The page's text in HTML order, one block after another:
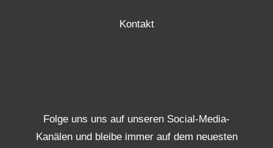
Kontakt
Folge uns uns auf unseren Social-Media-
Kanälen und bleibe immer auf dem neuesten